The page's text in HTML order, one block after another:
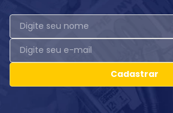
Cadastrar